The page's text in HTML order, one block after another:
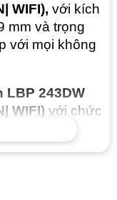
WIFI), với kích
mm và trọng
với mọi không
LBP 243DW
WIFI) với chức
phút (A4),
(A4) / 31